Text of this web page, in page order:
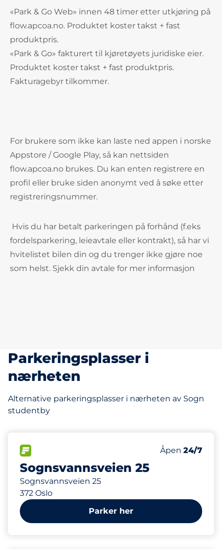
«Park & Go Web» innen 48 timer etter utkjøring på
flow.apcoa.no. Produktet koster takst + fast
produktpris.
«Park & Go» fakturert til kjøretøyets juridiske eier.
Produktet koster takst + fast produktpris.
Fakturagebyr tilkommer.
For brukere som ikke kan laste ned appen i norske
Appstore / Google Play, så kan nettsiden
flow.apcoa.no brukes. Du kan enten registrere en
profil eller bruke siden anonymt ved å søke etter
registreringsnummer.
Hvis du har betalt parkeringen på forhånd (f.eks
fordelsparkering, leieavtale eller kontrakt), så har vi
hvitelistet bilen din og du trenger ikke gjøre noe
som helst. Sjekk din avtale for mer informasjon
Parkeringsplasser i
nærheten
Alternative parkeringsplasser i nærheten av Sogn
studentby
Sognsvannsveien 25
Sognsvannsveien 25
372 Oslo
Antall
20
Fredag&nbsp
Åpen 24/7
448 m
Parker her